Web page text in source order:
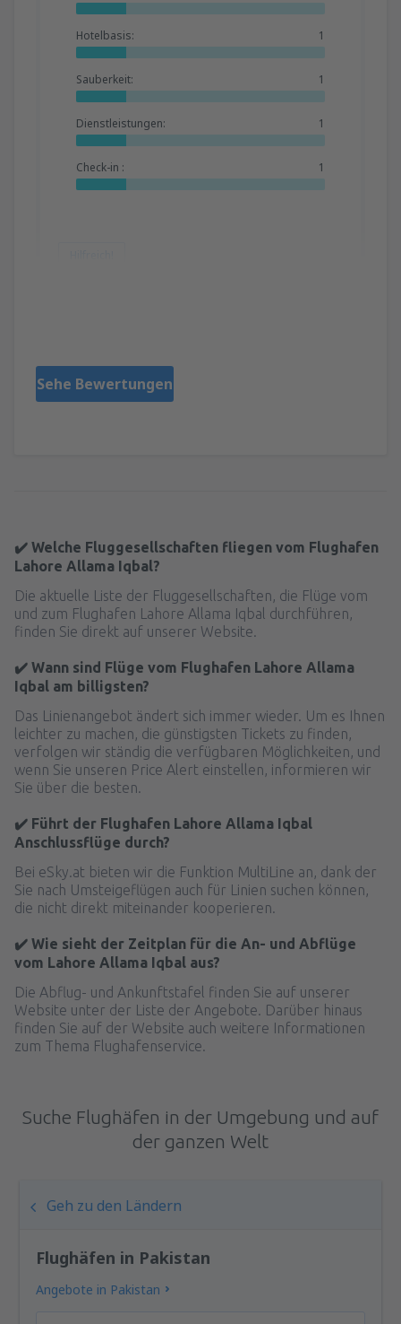
Hotelbasis: 1
Sauberkeit: 1
Dienstleistungen: 1
Check-in : 1
Sehe Bewertungen
✔️ Welche Fluggesellschaften fliegen vom Flughafen
Lahore Allama Iqbal?
Die aktuelle Liste der Fluggesellschaften, die Flüge vom
und zum Flughafen Lahore Allama Iqbal durchführen,
finden Sie direkt auf unserer Website.
✔️ Wann sind Flüge vom Flughafen Lahore Allama
Iqbal am billigsten?
Das Linienangebot ändert sich immer wieder. Um es Ihnen
leichter zu machen, die günstigsten Tickets zu finden,
verfolgen wir ständig die verfügbaren Möglichkeiten, und
wenn Sie unseren Price Alert einstellen, informieren wir
Sie über die besten.
✔️ Führt der Flughafen Lahore Allama Iqbal
Anschlussflüge durch?
Bei eSky.at bieten wir die Funktion MultiLine an, dank der
Sie nach Umsteigeflügen auch für Linien suchen können,
die nicht direkt miteinander kooperieren.
✔️ Wie sieht der Zeitplan für die An- und Abflüge
vom Lahore Allama Iqbal aus?
Die Abflug- und Ankunftstafel finden Sie auf unserer
Website unter der Liste der Angebote. Darüber hinaus
finden Sie auf der Website auch weitere Informationen
zum Thema Flughafenservice.
Suche Flughäfen in der Umgebung und auf
der ganzen Welt
Geh zu den Ländern
Flughäfen in Pakistan
Angebote in Pakistan